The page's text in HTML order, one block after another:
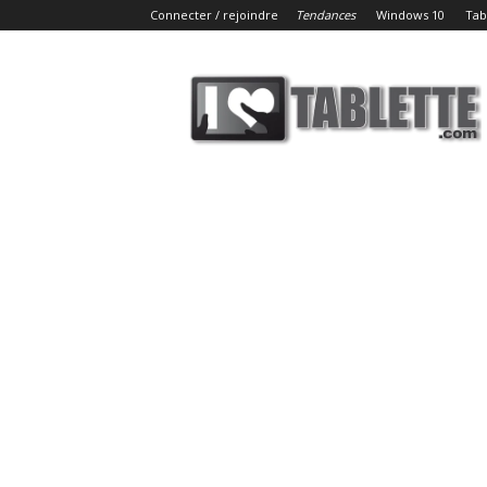
Connecter / rejoindre Tendances Windows 10